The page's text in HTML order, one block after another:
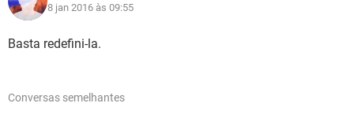
8 jan 2016 às 09:55
Basta redefini-la.
Conversas semelhantes